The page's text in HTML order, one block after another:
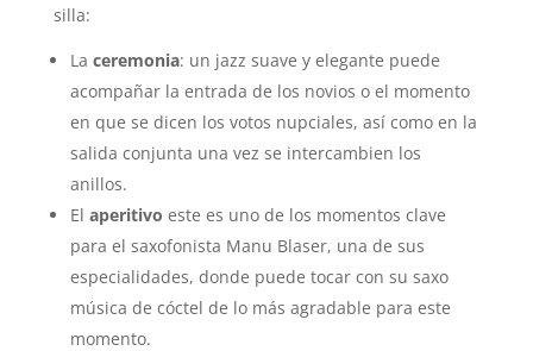
silla:
La ceremonia: un jazz suave y elegante puede
acompañar la entrada de los novios o el momento
en que se dicen los votos nupciales, así como en la
salida conjunta una vez se intercambien los
anillos.
El aperitivo este es uno de los momentos clave
para el saxofonista Manu Blaser, una de sus
especialidades, donde puede tocar con su saxo
música de cóctel de lo más agradable para este
momento.